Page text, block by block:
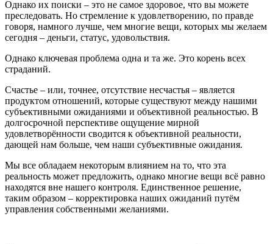
Однако их поиски – это не самое здоровое, что вы можете
преследовать. Но стремление к удовлетворению, по правде
говоря, намного лучше, чем многие вещи, которых мы желаем
сегодня – деньги, статус, удовольствия.
Однако ключевая проблема одна и та же. Это корень всех
страданий.
Счастье – или, точнее, отсутствие несчастья – является
продуктом отношений, которые существуют между нашими
субъективными ожиданиями и объективной реальностью. В
долгосрочной перспективе ощущение мирной
удовлетворённости сводится к объективной реальности,
дающей нам больше, чем наши субъективные ожидания.
Мы все обладаем некоторым влиянием на то, что эта
реальность может предложить, однако многие вещи всё равно
находятся вне нашего контроля. Единственное решение,
таким образом – корректировка наших ожиданий путём
управления собственными желаниями.